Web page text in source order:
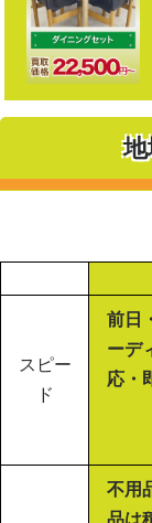
スピー
ド
前日
ーデ
応・
不用
品は